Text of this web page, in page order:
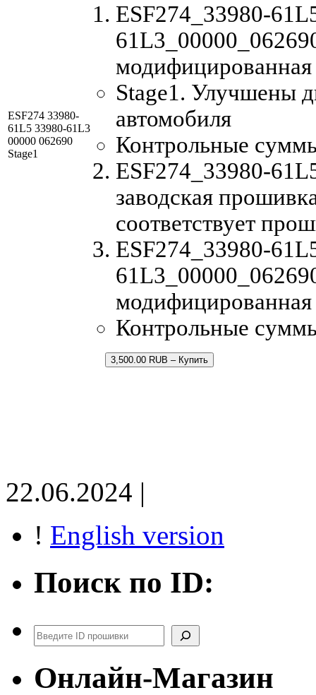
ESF274 33980-
61L5 33980-61L3
00000 062690
Stage1
ESF274_33980-
Stage1. Улучшены
автомобиля
Контрольные
ESF274_33980-
заводская
соответствует
ESF274_33980-
Контрольные
3,500.00 RUB – Купить
22.06.2024 |
! English version
Поиск по ID:
Поиск
Онлайн-Магазин